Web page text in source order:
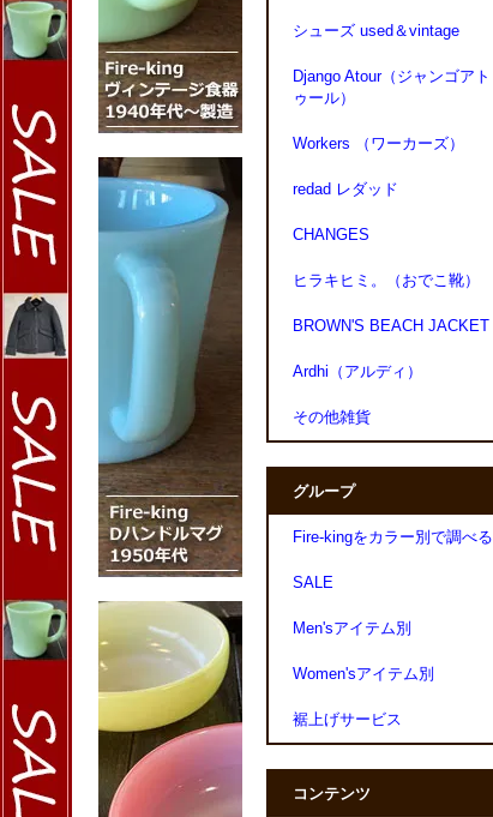
シューズ used＆vintage
Django Atour（ジャンゴアト
ゥール）
Workers （ワーカーズ）
redad レダッド
CHANGES
ヒラキヒミ。（おでこ靴）
BROWN'S BEACH JACKET
Ardhi（アルディ）
その他雑貨
グループ
Fire-kingをカラー別で調べる
SALE
Men'sアイテム別
Women'sアイテム別
裾上げサービス
コンテンツ